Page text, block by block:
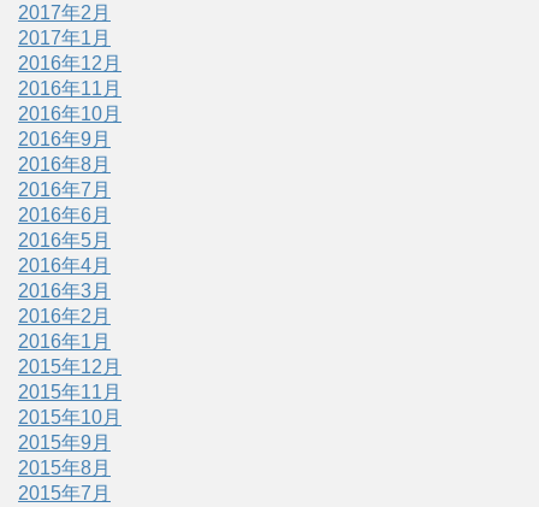
2017年2月
2017年1月
2016年12月
2016年11月
2016年10月
2016年9月
2016年8月
2016年7月
2016年6月
2016年5月
2016年4月
2016年3月
2016年2月
2016年1月
2015年12月
2015年11月
2015年10月
2015年9月
2015年8月
2015年7月